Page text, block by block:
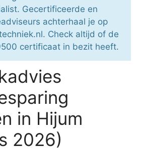
Gecertificeerde en
achterhaal je op
Check altijd of de
certificaat in bezit heeft.
in Hijum
2026)